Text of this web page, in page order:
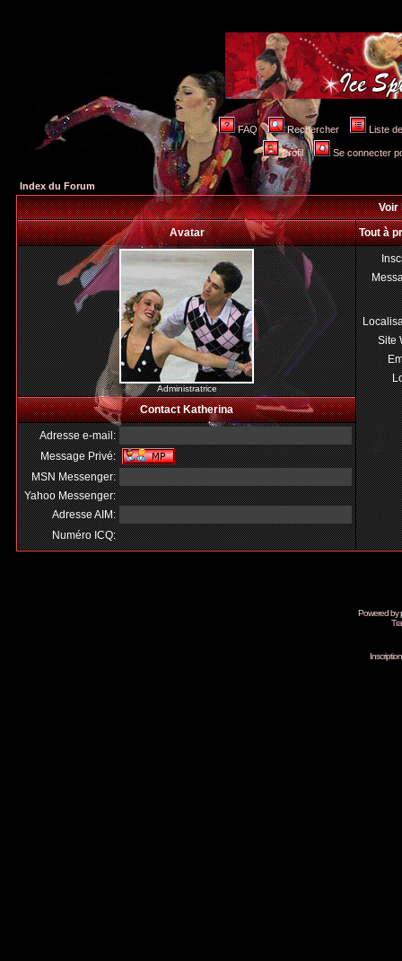
FAQ Rechercher Liste
Profil Se connecter
Index du Forum
Voir
Avatar
Tout à
Administratrice
Site
Contact Katherina
Adresse e-mail:
Message Privé:
MSN Messenger:
Yahoo Messenger:
Adresse AIM:
Numéro ICQ:
Powered by